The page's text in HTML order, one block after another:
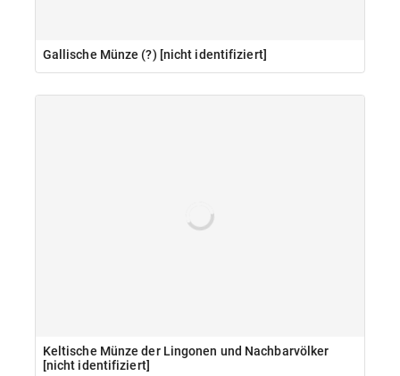
Gallische Münze (?) [nicht identifiziert]
Keltische Münze der Lingonen und Nachbarvölker
[nicht identifiziert]